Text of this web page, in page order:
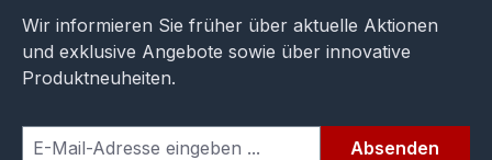
Wir informieren Sie früher über aktuelle Aktionen
und exklusive Angebote sowie über innovative
Produktneuheiten.
Absenden